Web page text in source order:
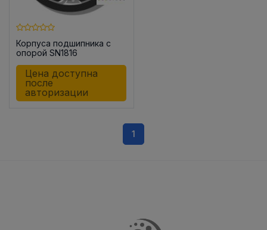
Корпуса подшипника с
опорой SN1816
Цена доступна
после
авторизации
1